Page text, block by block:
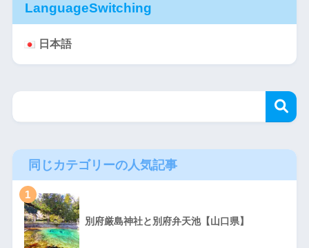
LanguageSwitching
日本語
同じカテゴリーの人気記事
1
別府厳島神社と別府弁天池【山口県】